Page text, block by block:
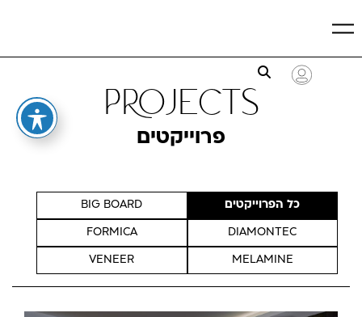
projects
פרוייקטים
כל הפרוייקטים BIG BOARD
DIAMONTEC
FORMICA
MELAMINE
VENEER